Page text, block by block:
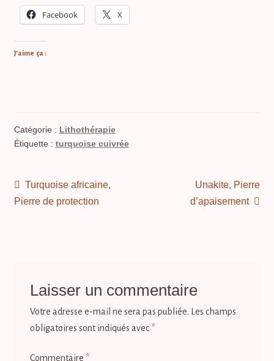
Facebook X
J’aime ça :
Catégorie : Lithothérapie
Étiquette : turquoise cuivrée
Navigation
de
Article
précédent :
Turquoise africaine,
Pierre de protection
Article
suivant :
Unakite, Pierre
d’apaisement
Laisser un commentaire
Votre adresse e-mail ne sera pas publiée. Les champs
obligatoires sont indiqués avec *
Commentaire *